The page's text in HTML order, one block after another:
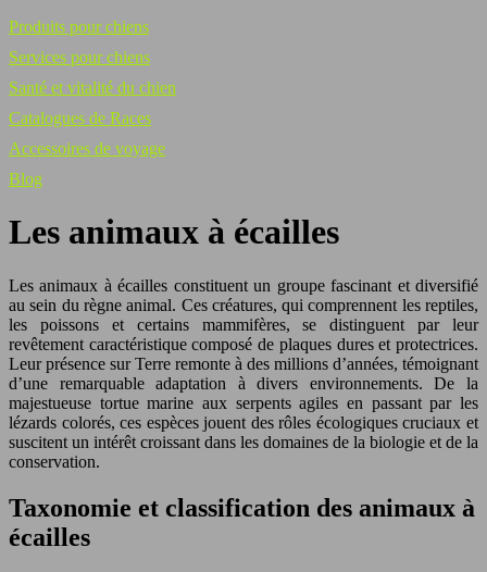
Produits pour chiens
Services pour chiens
Santé et vitalité du chien
Catalogues de Races
Accessoires de voyage
Blog
Les animaux à écailles
Les animaux à écailles constituent un groupe fascinant et diversifié
au sein du règne animal. Ces créatures, qui comprennent les reptiles,
les poissons et certains mammifères, se distinguent par leur
revêtement caractéristique composé de plaques dures et protectrices.
Leur présence sur Terre remonte à des millions d’années, témoignant
d’une remarquable adaptation à divers environnements. De la
majestueuse tortue marine aux serpents agiles en passant par les
lézards colorés, ces espèces jouent des rôles écologiques cruciaux et
suscitent un intérêt croissant dans les domaines de la biologie et de la
conservation.
Taxonomie et classification des animaux à
écailles